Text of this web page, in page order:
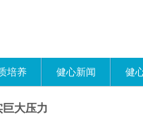
培养 健心新闻 健
巨大压力